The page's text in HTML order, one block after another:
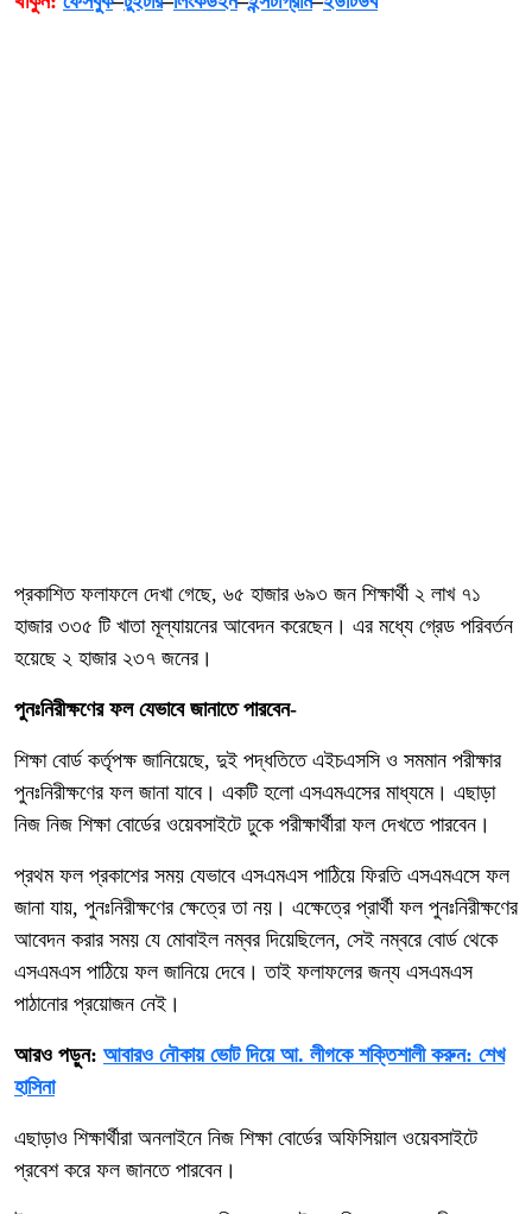
প্রকাশিত ফলাফলে দেখা গেছে, ৬৫ হাজার ৬৯৩ জন শিক্ষার্থী ২ লাখ ৭১
হাজার ৩৩৫ টি খাতা মূল্যায়নের আবেদন করেছেন। এর মধ্যে গ্রেড পরিবর্তন
হয়েছে ২ হাজার ২৩৭ জনের।
পুনঃনিরীক্ষণের ফল যেভাবে জানাতে পারবেন-
শিক্ষা বোর্ড কর্তৃপক্ষ জানিয়েছে, দুই পদ্ধতিতে এইচএসসি ও সমমান পরীক্ষার
পুনঃনিরীক্ষণের ফল জানা যাবে। একটি হলো এসএমএসের মাধ্যমে। এছাড়া
নিজ নিজ শিক্ষা বোর্ডের ওয়েবসাইটে ঢুকে পরীক্ষার্থীরা ফল দেখতে পারবেন।
প্রথম ফল প্রকাশের সময় যেভাবে এসএমএস পাঠিয়ে ফিরতি এসএমএসে ফল
জানা যায়, পুনঃনিরীক্ষণের ক্ষেত্রে তা নয়। এক্ষেত্রে প্রার্থী ফল পুনঃনিরীক্ষণের
আবেদন করার সময় যে মোবাইল নম্বর দিয়েছিলেন, সেই নম্বরে বোর্ড থেকে
এসএমএস পাঠিয়ে ফল জানিয়ে দেবে। তাই ফলাফলের জন্য এসএমএস
পাঠানোর প্রয়োজন নেই।
আরও পড়ুন: আবারও নৌকায় ভোট দিয়ে আ. লীগকে শক্তিশালী করুন: শেখ
হাসিনা
এছাড়াও শিক্ষার্থীরা অনলাইনে নিজ শিক্ষা বোর্ডের অফিসিয়াল ওয়েবসাইটে
প্রবেশ করে ফল জানতে পারবেন।